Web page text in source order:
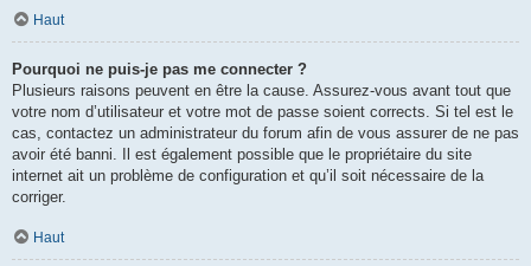
Haut
Pourquoi ne puis-je pas me connecter ?
Plusieurs raisons peuvent en être la cause. Assurez-vous avant tout que
votre nom d’utilisateur et votre mot de passe soient corrects. Si tel est le
cas, contactez un administrateur du forum afin de vous assurer de ne pas
avoir été banni. Il est également possible que le propriétaire du site
internet ait un problème de configuration et qu’il soit nécessaire de la
corriger.
Haut